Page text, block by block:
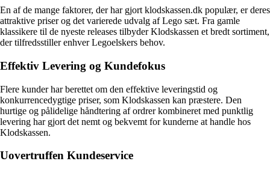
En af de mange faktorer, der har gjort klodskassen.dk populær, er deres
attraktive priser og det varierede udvalg af Lego sæt. Fra gamle
klassikere til de nyeste releases tilbyder Klodskassen et bredt sortiment,
der tilfredsstiller enhver Legoelskers behov.
Effektiv Levering og Kundefokus
Flere kunder har berettet om den effektive leveringstid og
konkurrencedygtige priser, som Klodskassen kan præstere. Den
hurtige og pålidelige håndtering af ordrer kombineret med punktlig
levering har gjort det nemt og bekvemt for kunderne at handle hos
Klodskassen.
Uovertruffen Kundeservice